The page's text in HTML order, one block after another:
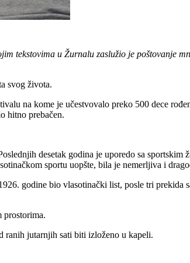
tekstovima u Žurnalu zaslužio je poštovanje
svog života.
na kome je učestvovalo preko 500 dece
hitno prebačen.
desetak godina je uporedo sa sportskim
sportu uopšte, bila je nemerljiva i
godine bio vlasotinački list, posle tri prekida
prostorima.
ranih jutarnjih sati biti izloženo u kapeli.